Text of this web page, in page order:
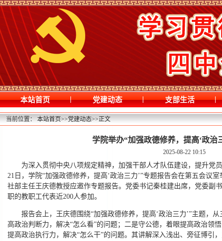
本站首页 | 党建动态 | 支部生活 |
当前位置：本站首页>>党建动态>>正文
学院举办“加强政德修养，提高‘政治
2025-08-22 10:15
为深入贯彻中央八项规定精神，加强干部人才队伍建设，提升党
21日，学院“加强政德修养，提高‘政治三力’”专题报告会在第五会议
社部主任王庆德教授应邀作专题报告。党委书记秦桂建出席，党委副
职的教职工代表近200人参加。
报告会上，王庆德围绕“加强政德修养，提高‘政治三力’”主题，
高政治判断力，解决“怎么看”的问题；二是守公德，着眼提高政治领
提高政治执行力，解决“怎么干”的问题。其讲解深入浅出、旁征博引